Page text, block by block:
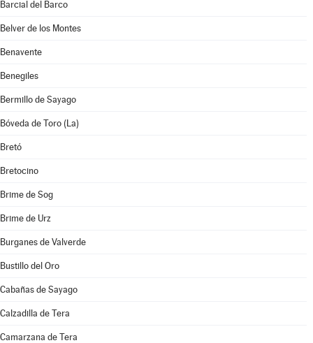
Barcial del Barco
Belver de los Montes
Benavente
Benegiles
Bermillo de Sayago
Bóveda de Toro (La)
Bretó
Bretocino
Brime de Sog
Brime de Urz
Burganes de Valverde
Bustillo del Oro
Cabañas de Sayago
Calzadilla de Tera
Camarzana de Tera